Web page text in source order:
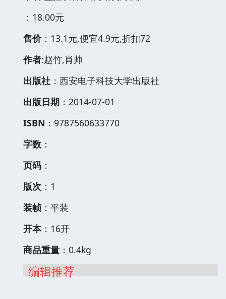
：18.00元
售价：13.1元,便宜4.9元,折扣72
作者:赵竹,肖帅
出版社 ：西安电子科技大学出版社
出版日期 ：2014-07-01
ISBN ：9787560633770
字数 ：
页码 ：
版次 ：1
装帧 ：平装
开本：16开
商品重量 ：0.4kg
编辑推荐